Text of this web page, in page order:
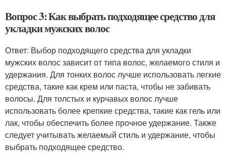
Вопрос 3: Как выбрать подходящее средство для
укладки мужских волос
Ответ: Выбор подходящего средства для укладки
мужских волос зависит от типа волос, желаемого стиля и
удержания. Для тонких волос лучше использовать легкие
средства, такие как крем или паста, чтобы не забивать
волосы. Для толстых и курчавых волос лучше
использовать более крепкие средства, такие как гель или
лак, чтобы обеспечить более прочное удержание. Также
следует учитывать желаемый стиль и удержание, чтобы
выбрать подходящее средство.